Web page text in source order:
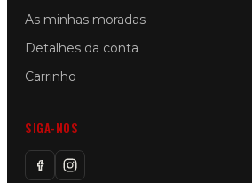
As minhas moradas
Detalhes da conta
Carrinho
SIGA-NOS